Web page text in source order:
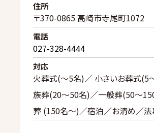
住所
〒370-0865 高崎市寺尾町1072
電話
027-328-4444
対応
火葬式(〜5名)／ 小さいお葬式(5
族葬(20〜50名)／一般葬(50〜
葬 (150名～)／宿泊／お清め／